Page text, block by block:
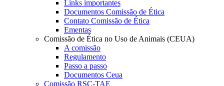
Links importantes
Documentos Comissão de Ética
Contato Comissão de Ética
Ementas
Comissão de Ética no Uso de Animais (CEUA)
A comissão
Regulamento
Passo a passo
Documentos Ceua
Comissão RSC-TAE